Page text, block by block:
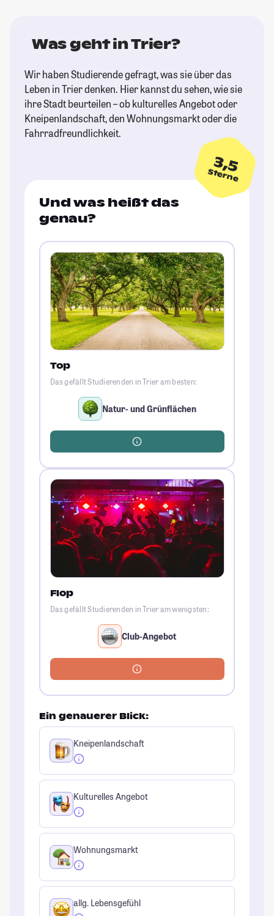
Was geht in Trier?
Wir haben Studierende gefragt, was sie über das
Leben in Trier denken. Hier kannst du sehen, wie sie
ihre Stadt beurteilen – ob kulturelles Angebot oder
Kneipenlandschaft, den Wohnungsmarkt oder die
Fahrradfreundlichkeit.
3,5
Sterne
Und was heißt das
genau?
Top
Das gefällt Studierenden in Trier am besten:
Natur- und Grünflächen
Flop
Das gefällt Studierenden in Trier am wenigsten:
Club-Angebot
Ein genauerer Blick:
Kneipenlandschaft
Kulturelles Angebot
Wohnungsmarkt
allg. Lebensgefühl